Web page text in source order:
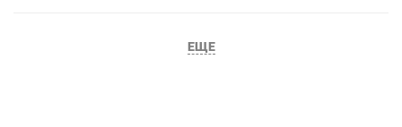
ЕЩЕ